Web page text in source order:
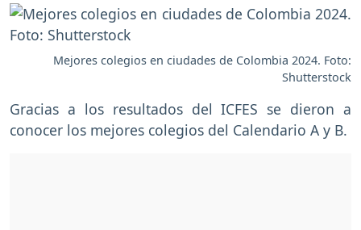
Mejores colegios en ciudades de Colombia 2024. Foto:
Shutterstock
Gracias a los resultados del ICFES se dieron a
conocer los mejores colegios del Calendario A y B.